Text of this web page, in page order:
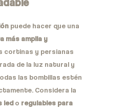
puede hacer que una
más amplia y
cortinas y persianas
de la luz natural y
las bombillas estén
Considera la
ledo regulables para